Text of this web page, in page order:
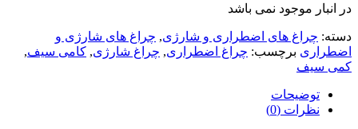
در انبار موجود نمی باشد
دسته: چراغ های اضطراری و شارژی, چراغ های شارژی و
اضطراری برچسب: چراغ اضطراری, چراغ شارژی, کامی سیف,
کمی سیف
توضیحات
نظرات (0)